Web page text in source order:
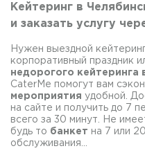
Кейтеринг в
и заказать услугу
Нужен выездной
корпоративный праздник
недорогого кейтеринга
CaterMe помогут вам
мероприятия удобной.
на сайте и получить до 7
всего за 30 минут. Не
будь то банкет на 7 или
обслуживания...